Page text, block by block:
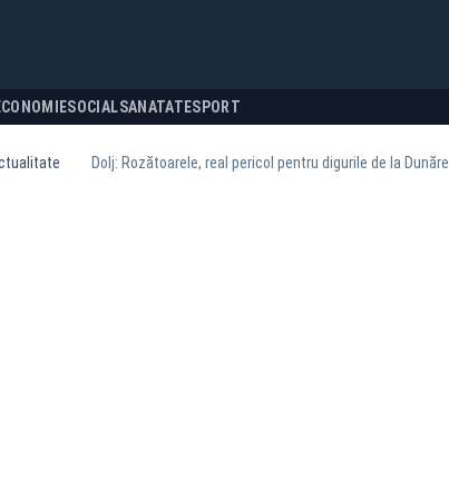
SOCIALSANATATESPORT
Dolj: Rozătoarele, real pericol pentru digurile de la Dunăre